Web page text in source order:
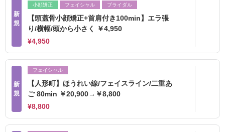
新
規
小顔矯正
フェイシャル ブライダル
【頭蓋骨小顔矯正+首肩付き100min】エラ張
り/横幅/頭から小さく ￥4,950
¥4,950
新
規
フェイシャル
【人形町】ほうれい線/フェイスライン/二重あ
ご 80min ￥20,900→￥8,800
¥8,800